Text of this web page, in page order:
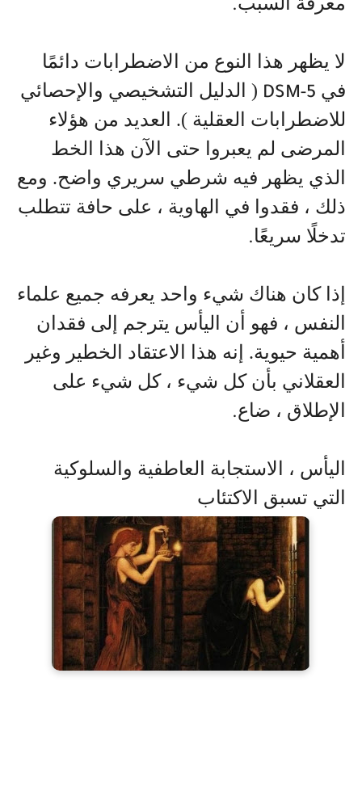
.
لا يظهر هذا النوع من الاضطرابات دائمًا
في DSM-5 ( الدليل التشخيصي والإحصائي
للاضطرابات العقلية ). العديد من هؤلاء
المرضى لم يعبروا حتى الآن هذا الخط
الذي يظهر فيه شرطي سريري واضح. ومع
ذلك ، فقدوا في الهاوية ، على حافة تتطلب
تدخلًا سريعًا.
إذا كان هناك شيء واحد يعرفه جميع علماء
النفس ، فهو أن اليأس يترجم إلى فقدان
أهمية حيوية. إنه هذا الاعتقاد الخطير وغير
العقلاني بأن كل شيء ، كل شيء على
الإطلاق ، ضاع.
اليأس ، الاستجابة العاطفية والسلوكية
التي تسبق الاكتئاب